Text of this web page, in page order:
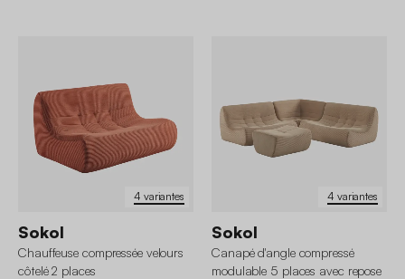
4 variantes
Sokol
Chauffeuse compressée velours
côtelé 2 places
4 variantes
Sokol
Canapé d'angle compressé
modulable 5 places avec repose